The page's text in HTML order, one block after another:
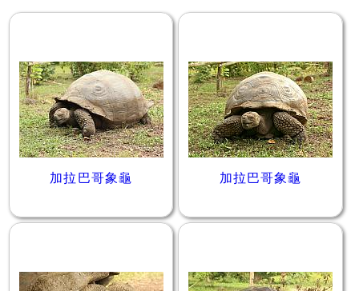
加拉巴哥象龜 加拉巴哥象龜